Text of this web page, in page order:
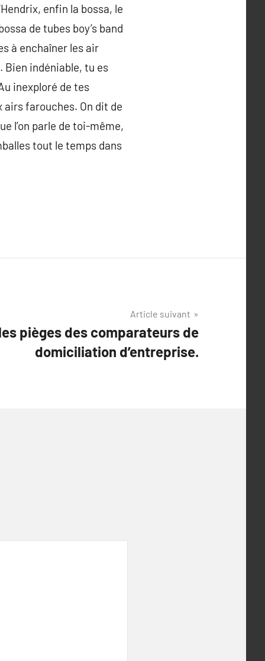
enfin la bossa, le
de tubes boy’s band
à enchaîner les air
Bien indéniable, tu es
inexploré de tes
airs farouches. On dit de
l’on parle de toi-même,
tout le temps dans
Article suivant
pièges des comparateurs de
domiciliation d’entreprise.